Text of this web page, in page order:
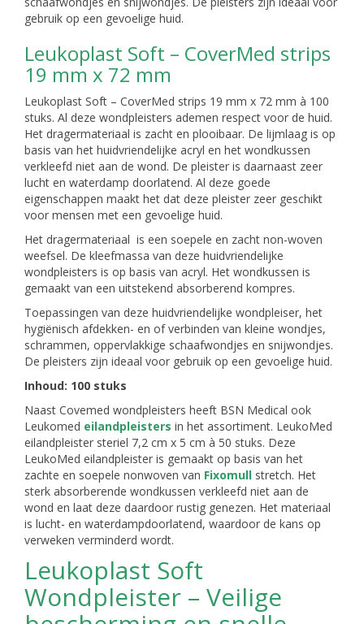
gebruik op een gevoelige huid.
Leukoplast Soft – CoverMed strips
19 mm x 72 mm
Leukoplast Soft – CoverMed strips 19 mm x 72 mm à 100
stuks. Al deze wondpleisters ademen respect voor de huid.
Het dragermateriaal is zacht en plooibaar. De lijmlaag is op
basis van het huidvriendelijke acryl en het wondkussen
verkleefd niet aan de wond. De pleister is daarnaast zeer
lucht en waterdamp doorlatend. Al deze goede
eigenschappen maakt het dat deze pleister zeer geschikt
voor mensen met een gevoelige huid.
Het dragermateriaal is een soepele en zacht non-woven
weefsel. De kleefmassa van deze huidvriendelijke
wondpleisters is op basis van acryl. Het wondkussen is
gemaakt van een uitstekend absorberend kompres.
Toepassingen van deze huidvriendelijke wondpleiser, het
hygiënisch afdekken- en of verbinden van kleine wondjes,
schrammen, oppervlakkige schaafwondjes en snijwondjes.
De pleisters zijn ideaal voor gebruik op een gevoelige huid.
Inhoud: 100 stuks
Naast Covemed wondpleisters heeft BSN Medical ook
Leukomed eilandpleisters in het assortiment. LeukoMed
eilandpleister steriel 7,2 cm x 5 cm à 50 stuks. Deze
LeukoMed eilandpleister is gemaakt op basis van het
zachte en soepele nonwoven van Fixomull stretch. Het
sterk absorberende wondkussen verkleefd niet aan de
wond en laat deze daardoor rustig genezen. Het materiaal
is lucht- en waterdampdoorlatend, waardoor de kans op
verweken verminderd wordt.
Leukoplast Soft
Wondpleister – Veilige